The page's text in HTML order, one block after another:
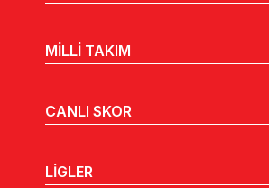
MİLLİ TAKIM
CANLI SKOR
LİGLER